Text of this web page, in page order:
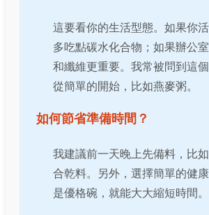
這要看你的生活型態。如果你
多吃點碳水化合物；如果辦公
和纖維更重要。我常被問到這
從簡單的開始，比如燕麥粥。
如何節省準備時間？
我建議前一天晚上先備料，比
合乾料。另外，選擇簡單的健
是優格碗，就能大大縮短時間。